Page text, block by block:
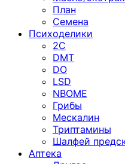
План
Семена
Психоделики
2C
DMT
DO
LSD
NBOME
Грибы
Мескалин
Триптамины
Шалфей
Аптека